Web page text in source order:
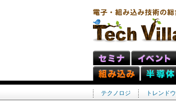
テクノロジ トレンド